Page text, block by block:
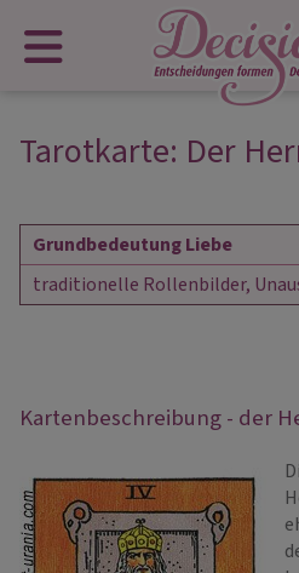
Tarotkarte: Der
Grundbedeutung Liebe
traditionelle Rollenbilder,
Kartenbeschreibung - der